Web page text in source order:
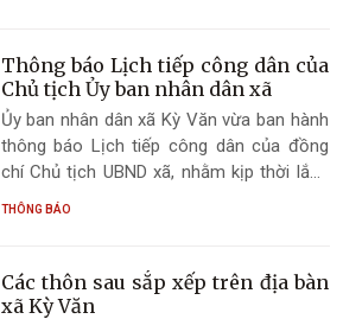
Thông báo Lịch tiếp công dân của
Chủ tịch Ủy ban nhân dân xã
Ủy ban nhân dân xã Kỳ Văn vừa ban hành
thông báo Lịch tiếp công dân của đồng
chí Chủ tịch UBND xã, nhằm kịp thời lắng
nghe, giải quyết các kiến nghị, phản ánh
THÔNG BÁO
Các thôn sau sắp xếp trên địa bàn
xã Kỳ Văn